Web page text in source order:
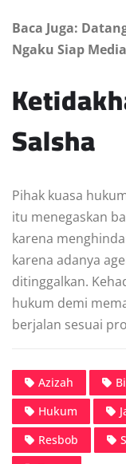
Baca Juga:
Ngaku Siap
Salsha
Pihak kuasa
itu menegaskan
karena
karena adanya
ditinggalkan.
hukum demi
berjalan sesuai
Azizah
Hukum
Resbob